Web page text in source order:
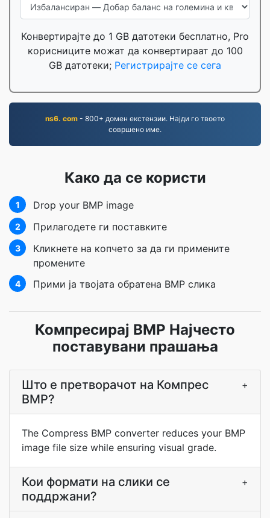
Конвертирајте до 1 GB датотеки бесплатно, Pro
корисниците можат да конвертираат до 100
GB датотеки; Регистрирајте се сега
ns6. com - 800+ домен екстензии. Најди го твоето
совршено име.
Како да се користи
1 Drop your BMP image
2 Прилагодете ги поставките
3
Кликнете на копчето за да ги примените
промените
4 Прими ја твојата обратена BMP слика
Компресирај BMP Најчесто
поставувани прашања
Што е претворачот на Компрес
BMP?
+
The Compress BMP converter reduces your BMP
image file size while ensuring visual grade.
Кои формати на слики се
поддржани?
+